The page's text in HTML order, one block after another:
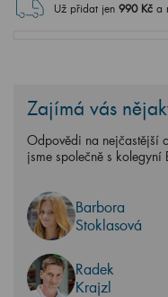
Už přidat jen 990Kč a
Zajímá vás
Odpovědi na nejčastější
jsme společně s
Barbora
Stoklasová
Radek
Krajzl